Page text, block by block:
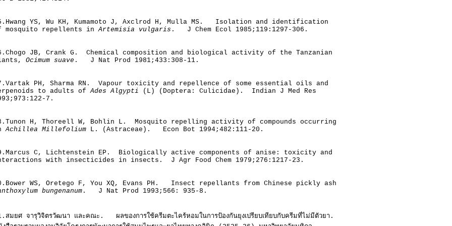
YS, Wu KH, Kumamoto J, Axclrod H, Mulla MS. Isolation and identification
mosquito repellents inArtemisia vulgaris . J Chem Ecol 1985;119:1297-306.
JB, Crank G. Chemical composition and biological activity of the Tanzanian
Ocimum suave . J Nat Prod 1981;433:308-11.
PH, Sharma RN. Vapour toxicity and repellence of some essential oils and
to adults ofAdes Algypti (L) (Doptera: Culicidae). Indian J Med Res
7.
H, Thoreell W, Bohlin L. Mosquito repelling activity of compounds occurring
Achillea Millefolium L. (Astraceae). Econ Bot 1994;482:111-20.
C, Lichtenstein EP. Biologically active components of anise: toxicity and
with insecticides in insects. J Agr Food Chem 1979;276:1217-23.
WS, Oretego F, You XQ, Evans PH. Insect repellants from Chinese pickly ash
bungenanum . J Nat Prod 1993;566: 935-8.
สมยศ จารุวิจิตรวัฒนา และคณะ. ผลของการใช้ครีมตะไคร้หอมในการป้องกันยุงเปรียบเทียบกับครีมที่ไม่มีตัวยา.